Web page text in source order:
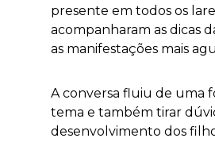
presente em todos os
acompanharam as dicas
as manifestações mais
A conversa fluiu de uma
tema e também tirar
desenvolvimento dos